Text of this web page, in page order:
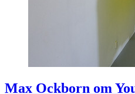
Max Ockborn om